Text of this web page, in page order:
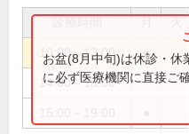
10:00～13:00 ●
14:00～18:00
お盆(8月中旬)は休診・休
に必ず医療機関に直接ご